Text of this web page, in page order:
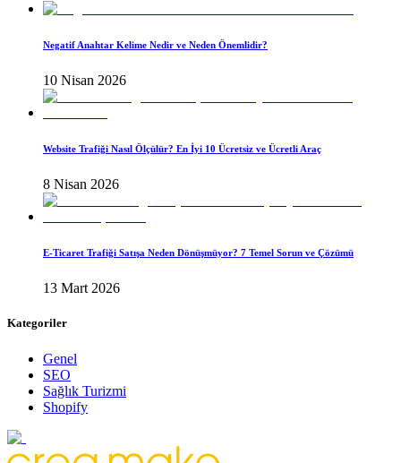
Negatif Anahtar Kelime Nedir ve Neden Önemlidir?
10 Nisan 2026
Website Trafiği Nasıl Ölçülür? En İyi 10 Ücretsiz ve Ücretli Araç
8 Nisan 2026
E-Ticaret Trafiği Satışa Neden Dönüşmüyor? 7 Temel Sorun ve Çözümü
13 Mart 2026
Kategoriler
Genel
SEO
Sağlık Turizmi
Shopify